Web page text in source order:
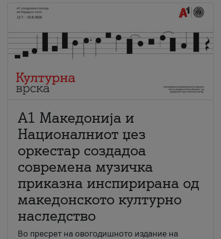
А1 Македонија и
Националниот џез
оркестар создадоа
современа музичка
приказна инспирирана од
македонското културно
наследство
Во пресрет на овогодишното издание на